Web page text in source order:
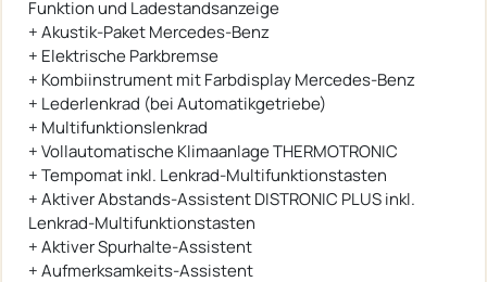
Funktion und Ladestandsanzeige
+ Akustik-Paket Mercedes-Benz
+ Elektrische Parkbremse
+ Kombiinstrument mit Farbdisplay Mercedes-Benz
+ Lederlenkrad (bei Automatikgetriebe)
+ Multifunktionslenkrad
+ Vollautomatische Klimaanlage THERMOTRONIC
+ Tempomat inkl. Lenkrad-Multifunktionstasten
+ Aktiver Abstands-Assistent DISTRONIC PLUS inkl.
Lenkrad-Multifunktionstasten
+ Aktiver Spurhalte-Assistent
+ Aufmerksamkeits-Assistent